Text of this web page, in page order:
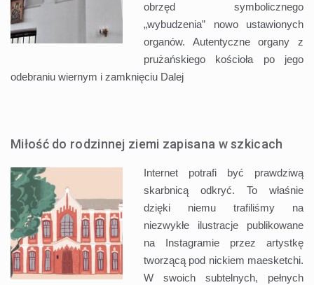
obrzęd symbolicznego
„wybudzenia” nowo ustawionych
organów. Autentyczne organy z
prużańskiego kościoła po jego
odebraniu wiernym i zamknięciu Dalej
Miłość do rodzinnej ziemi zapisana w szkicach
Internet potrafi być prawdziwą
skarbnicą odkryć. To właśnie
dzięki niemu trafiliśmy na
niezwykłe ilustracje publikowane
na Instagramie przez artystkę
tworzącą pod nickiem maesketchi.
W swoich subtelnych, pełnych